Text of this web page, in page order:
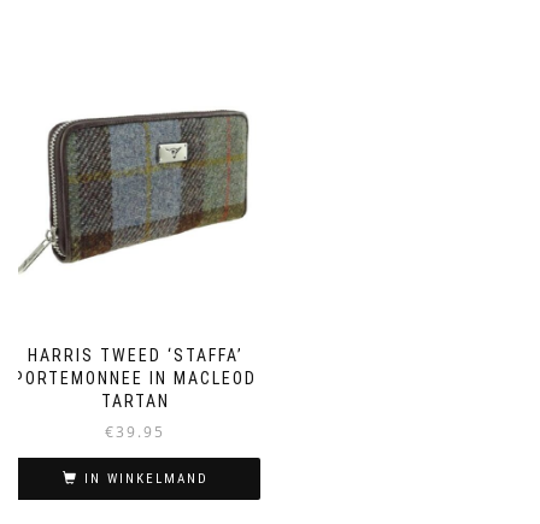
HARRIS TWEED ‘STAFFA’
PORTEMONNEE IN MACLEOD
TARTAN
€39.95
IN WINKELMAND